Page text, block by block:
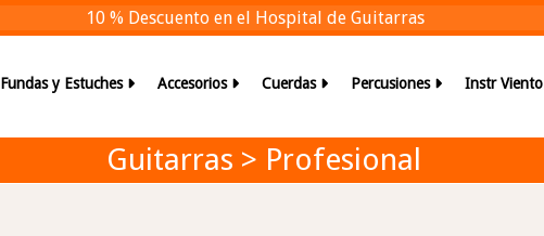
10 % Descuento en el Hospital de Guitarras
Fundas y Estuches Accesorios Cuerdas Percusiones Instr Viento
Guitarras > Profesional